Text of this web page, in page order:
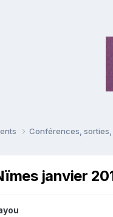
Conférences, sorties,
janvier